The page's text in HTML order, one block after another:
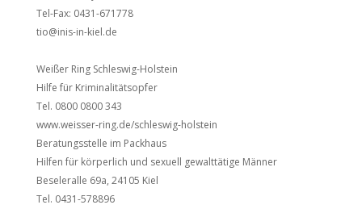
Tel-Fax: 0431-671778
tio@inis-in-kiel.de
Weißer Ring Schleswig-Holstein
Hilfe für Kriminalitätsopfer
Tel. 0800 0800 343
www.weisser-ring.de/schleswig-holstein
Beratungsstelle im Packhaus
Hilfen für körperlich und sexuell gewalttätige Männer
Beseleralle 69a, 24105 Kiel
Tel. 0431-578896